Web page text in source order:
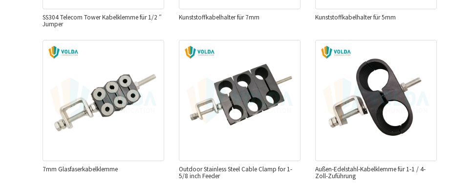
SS304 Telecom Tower Kabelklemme für 1/2 ″
Jumper
Kunststoffkabelhalter für 7mm Kunststoffkabelhalter für 5mm
7mm Glasfaserkabelklemme
Outdoor Stainless Steel Cable Clamp for 1-
5/8 inch Feeder
Außen-Edelstahl-Kabelklemme für 1-1 / 4-
Zoll-Zuführung